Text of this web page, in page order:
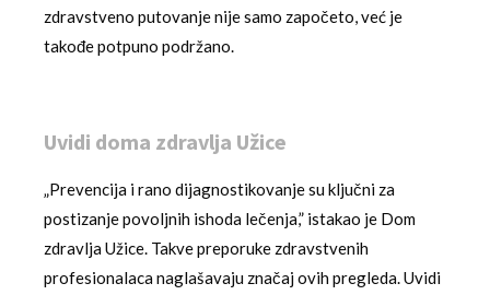
zdravstveno putovanje nije samo započeto, već je
takođe potpuno podržano.
Uvidi doma zdravlja Užice
„Prevencija i rano dijagnostikovanje su ključni za
postizanje povoljnih ishoda lečenja,” istakao je Dom
zdravlja Užice. Takve preporuke zdravstvenih
profesionalaca naglašavaju značaj ovih pregleda. Uvidi